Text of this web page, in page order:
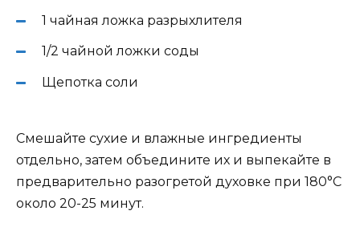
1 чайная ложка разрыхлителя
1/2 чайной ложки соды
Щепотка соли
Смешайте сухие и влажные ингредиенты
отдельно, затем объедините их и выпекайте в
предварительно разогретой духовке при 180°C
около 20-25 минут.